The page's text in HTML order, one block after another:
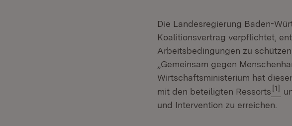
Die Landesregierung Baden-
Koalitionsvertrag verpflichtet,
Arbeitsbedingungen zu
„Gemeinsam gegen
Wirtschaftsministerium hat
mit den beteiligten Ressorts [1]
und Intervention zu erreichen.